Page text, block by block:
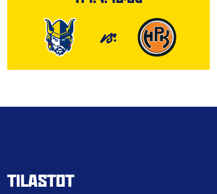
VS.
TILASTOT